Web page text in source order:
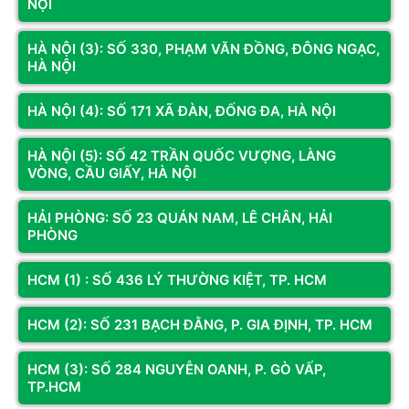
Tần số quét
Thời gian phản
hồi
1ms (GTG)
Độ sáng 350 nits (SDR) / 400 nits (HDR)
Tỷ lệ tương
phản
1200:1
Góc nhìn
Độ bao phủ
màu
99% sRGB, 92% DCI-P3, 92% Adobe RGB
Số màu hiển
thị
1.07 tỷ màu (8-bit + FRC)
Nguồn điện DC 12V, 4.0A (tối đa 48W)
Kích thước
tổng thể
614.3 × 450.9 × 218.5 mm
Xem thêm
Màn Hình Gaming Titan Army P2710R2: Hình Ảnh Siêu
Nét-Tốc Độ Phản Hồi Nhanh Chóng
Trong kỷ nguyên gaming hiện đại, game thủ không còn phải
chấp nhận đánh đổi giữa độ sắc nét của hình ảnh và tốc độ
phản hồi siêu nhanh. Sự ra đời củaMÀN HÌNH TITAN ARMY
P2710R2đã định nghĩa lại tiêu chuẩn màn hình gaming 2K,
mang đến sự kết hợp hoàn hảo giữa độ phân giải 2K (QHD) và
NỘI
HÀ NỘI (3): SỐ 330, PHẠM VĂN ĐỒNG, ĐÔNG NGẠC,
HÀ NỘI
HÀ NỘI (4): SỐ 171 XÃ ĐÀN, ĐỐNG ĐA, HÀ NỘI
HÀ NỘI (5): SỐ 42 TRẦN QUỐC VƯỢNG, LÀNG
VÒNG, CẦU GIẤY, HÀ NỘI
HẢI PHÒNG: SỐ 23 QUÁN NAM, LÊ CHÂN, HẢI
PHÒNG
HCM (1) : SỐ 436 LÝ THƯỜNG KIỆT, TP. HCM
HCM (2): SỐ 231 BẠCH ĐẰNG, P. GIA ĐỊNH, TP. HCM
HCM (3): SỐ 284 NGUYỄN OANH, P. GÒ VẤP,
TP.HCM